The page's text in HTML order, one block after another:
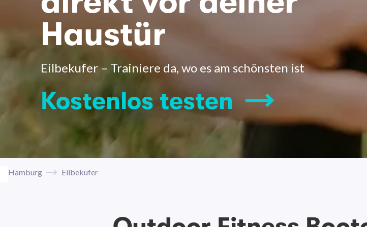
Haustür
Eilbekufer – Trainiere da, wo es am schönsten ist
Kostenlos testen
Hamburg Eilbekufer